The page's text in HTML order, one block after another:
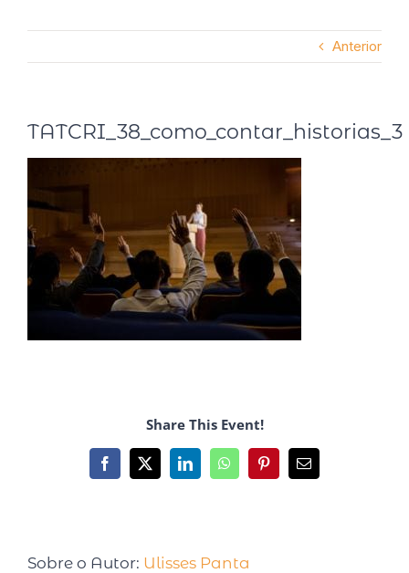
Anterior
TATCRI_38_como_contar_historias_3
Share This Event!
Sobre o Autor: Ulisses Panta